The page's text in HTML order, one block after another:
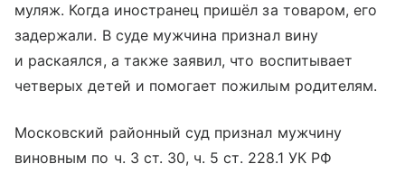
муляж. Когда иностранец пришёл за товаром, его
задержали. В суде мужчина признал вину
и раскаялся, а также заявил, что воспитывает
четверых детей и помогает пожилым родителям.
Московский районный суд признал мужчину
виновным по ч. 3 ст. 30, ч. 5 ст. 228.1 УК РФ